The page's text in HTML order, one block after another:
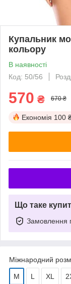
Купальник
кольору
В наявності
Код: 50/56
570 ₴ 670 ₴
Економія 100
Що таке
Замовлення
Міжнародний
M L XL